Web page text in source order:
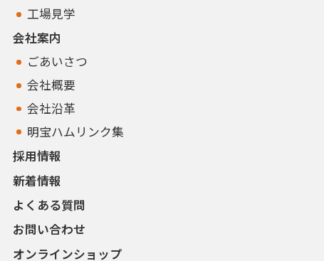
工場見学
会社案内
ごあいさつ
会社概要
会社沿革
明宝ハムリンク集
採用情報
新着情報
よくある質問
お問い合わせ
オンラインショップ